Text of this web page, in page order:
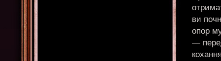
ви
опор
—